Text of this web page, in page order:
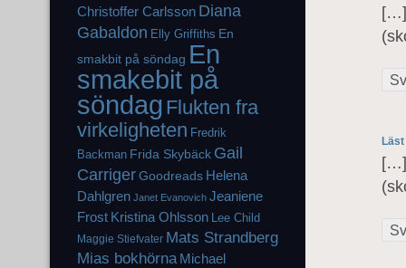
[…]
[…]
Christoffer Carlsson Diana
Gabaldon Elly Griffiths En
smakbit på söndag En
smakebit på
söndag Flukten fra
virkeligheten Fredrik
Backman Frida Skybäck Gail
CarrigerGoodreads Helena
Dahlgren Janet Evanovich Jeaniene
Frost Kristina Ohlsson Lee Child
Maggie Stiefvater Mats Strandberg
Mias bokhörna Michael